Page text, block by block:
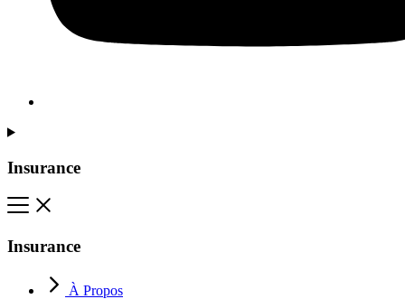
Insurance
Insurance
À Propos